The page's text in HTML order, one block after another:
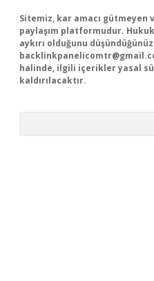
Sitemiz, kar amacı
paylaşım platformudur.
aykırı olduğunu
halinde, ilgili içerikler yasal
kaldırılacaktır.